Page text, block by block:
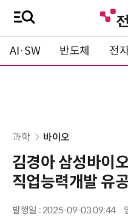
AI·SW 반도체 전
과학 바이오
김경아 삼성바이
직업능력개발 유
발행일 : 2025-09-03 09:44